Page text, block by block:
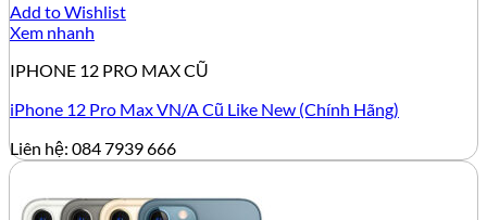
Add to Wishlist
Xem nhanh
IPHONE 12 PRO MAX CŨ
iPhone 12 Pro Max VN/A Cũ Like New (Chính Hãng)
Liên hệ: 084 7939 666